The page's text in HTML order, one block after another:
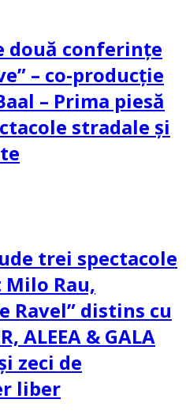
două conferințe
– co-producție
– Prima piesă
stradale și
trei spectacole
Rau,
Ravel” distins cu
ALEEA & GALA
zeci de
liber